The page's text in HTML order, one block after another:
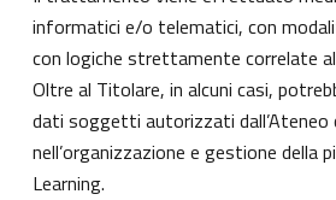
informatici e/o telematici, con
con logiche strettamente correlate
Oltre al Titolare, in alcuni casi,
dati soggetti autorizzati dall’Ateneo
nell’organizzazione e gestione della
Learning.